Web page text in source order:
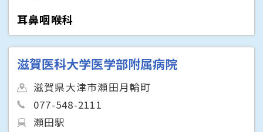
耳鼻咽喉科
滋賀医科大学医学部附属病院
滋賀県大津市瀬田月輪町
077-548-2111
瀬田駅